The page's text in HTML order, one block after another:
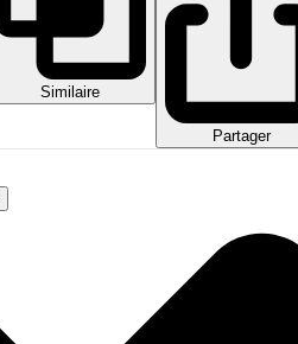
Similaire
Partager